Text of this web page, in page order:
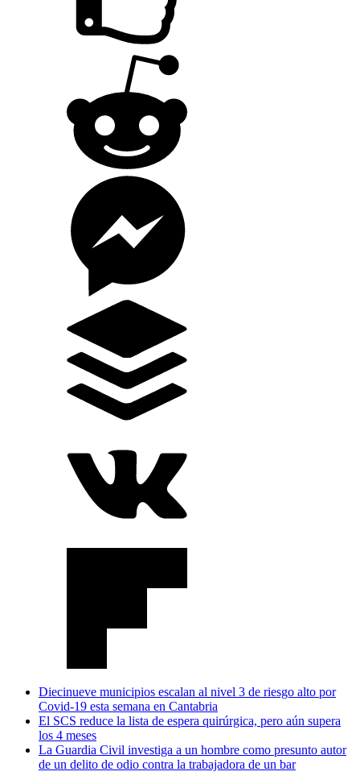
Diecinueve municipios escalan al nivel 3 de riesgo alto por
Covid-19 esta semana en Cantabria
El SCS reduce la lista de espera quirúrgica, pero aún supera
los 4 meses
La Guardia Civil investiga a un hombre como presunto autor
de un delito de odio contra la trabajadora de un bar